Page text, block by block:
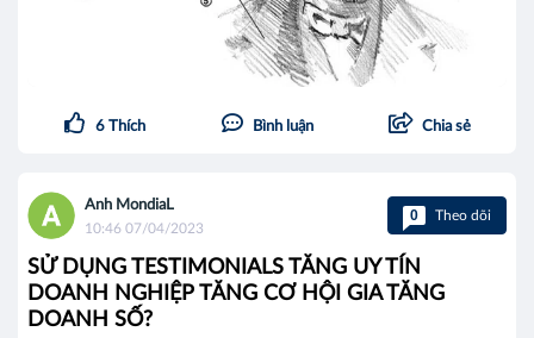
6 Thích Bình luận Chia sẻ
Anh MondiaL
10:46 07/04/2023
0 Theo dõi
SỬ DỤNG TESTIMONIALS TĂNG UY TÍN
DOANH NGHIỆP TĂNG CƠ HỘI GIA TĂNG
DOANH SỐ?